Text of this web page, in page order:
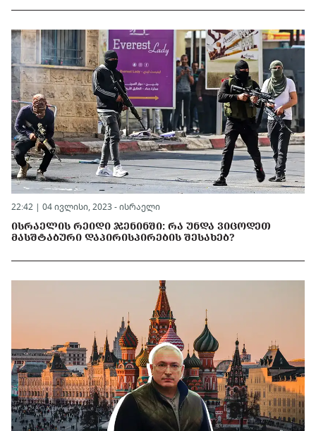
22:42 | 04 ივლისი, 2023 - ისრაელი
ᲘᲡᲠᲐᲔᲚᲘᲡ ᲠᲔᲘᲓᲘ ᲯᲔᲜᲘᲜᲨᲘ: ᲠᲐ ᲣᲜᲓᲐ ᲕᲘᲪᲝᲓᲔᲗ
ᲛᲐᲡᲨᲢᲐᲑᲣᲠᲘ ᲓᲐᲞᲘᲠᲘᲡᲞᲘᲠᲔᲑᲘᲡ ᲨᲔᲡᲐᲮᲔᲑ?